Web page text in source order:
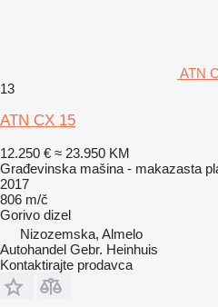
ATN
13
ATN CX 15
12.250 € ≈ 23.950 KM
Građevinska mašina - makazasta
2017
806 m/č
Gorivo dizel
Nizozemska, Almelo
Autohandel Gebr. Heinhuis
Kontaktirajte prodavca